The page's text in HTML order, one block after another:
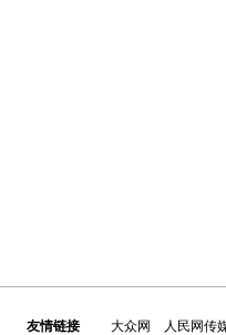
友情链接 大众网 人民网传